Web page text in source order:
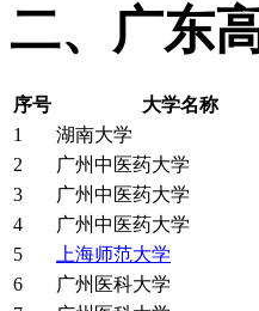
二、广东
序号 大学名称
1
湖南大学
2
广州中医药大学
3
广州中医药大学
4
广州中医药大学
5
上海师范大学
6
广州医科大学